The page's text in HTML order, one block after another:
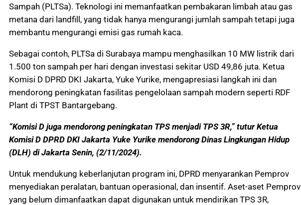
Sampah (PLTSa). Teknologi ini memanfaatkan pembakaran limbah atau gas
metana dari landfill, yang tidak hanya mengurangi jumlah sampah tetapi juga
membantu mengurangi emisi gas rumah kaca.
Sebagai contoh, PLTSa di Surabaya mampu menghasilkan 10 MW listrik dari
1.500 ton sampah per hari dengan investasi sekitar USD 49,86 juta. Ketua
Komisi D DPRD DKI Jakarta, Yuke Yurike, mengapresiasi langkah ini dan
mendorong peningkatan fasilitas pengelolaan sampah modern seperti RDF
Plant di TPST Bantargebang.
“Komisi D juga mendorong peningkatan TPS menjadi TPS 3R,” tutur Ketua
Komisi D DPRD DKI Jakarta Yuke Yurike mendorong Dinas Lingkungan Hidup
(DLH) di Jakarta Senin, (2/11/2024).
Untuk mendukung keberlanjutan program ini, DPRD menyarankan Pemprov
menyediakan peralatan, bantuan operasional, dan insentif. Aset-aset Pemprov
yang belum dimanfaatkan dapat digunakan untuk mendirikan TPS 3R,